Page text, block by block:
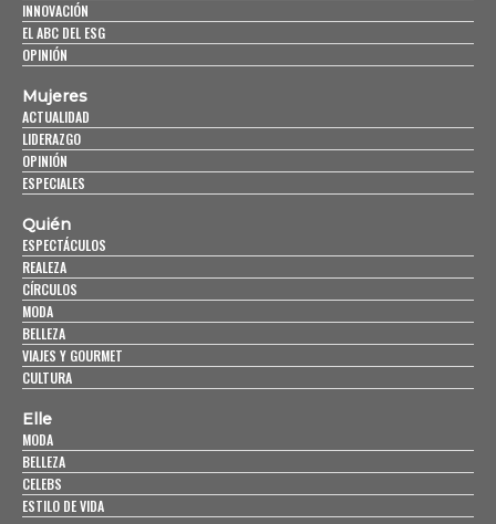
INNOVACIÓN
EL ABC DEL ESG
OPINIÓN
Mujeres
ACTUALIDAD
LIDERAZGO
OPINIÓN
ESPECIALES
Quién
ESPECTÁCULOS
REALEZA
CÍRCULOS
MODA
BELLEZA
VIAJES Y GOURMET
CULTURA
Elle
MODA
BELLEZA
CELEBS
ESTILO DE VIDA